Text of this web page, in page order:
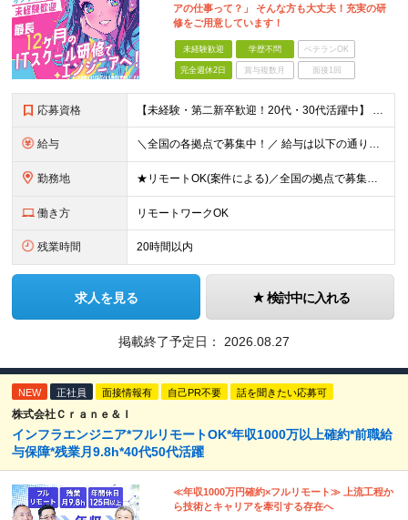
アの仕事って？」 そんな方も大丈夫！充実の研
修をご用意しています！
未経験歓迎 学歴不問 ベテランOK
完全週休2日 賞与複数月 面接1回
応募資格 【未経験・第二新卒歓迎！20代・30代活躍中】 ★意欲・人柄重視の採用を実施！ ◆学歴不問 ◆社会人未経験もOK ～こんな方にオススメです～ ◎エンジニアに興味・関心のある方 ◎正社員デビューを叶え
給与 ＼全国の各拠点で募集中！／ 給与は以下の通り、勤務地により異なります。 札幌：月給23万円～27万円 仙台：月給22万円～26万円 新潟：月給22万円～26万円 東京：月給26万円～30万円 大阪：
勤務地 ★リモートOK(案件による)／全国の拠点で募集中！ 北海道、宮城県、新潟県、東京都、大阪府、福岡県、沖縄県にある各拠点 ※様々な企業の現場で、当社プロジェクトに加わり業務を行っていただきます。 ※希望
働き方 リモートワークOK
残業時間 20時間以内
求人を見る 検討中に入れる
掲載終了予定日： 2026.08.27
NEW 正社員 面接情報有 自己PR不要 話を聞きたい応募可
株式会社Ｃｒａｎｅ＆Ｉ
インフラエンジニア*フルリモートOK*年収1000万以上確約*前職給
与保障*残業月9.8h*40代50代活躍
≪年収1000万円確約×フルリモート≫ 上流工程か
ら技術とキャリアを牽引する存在へ